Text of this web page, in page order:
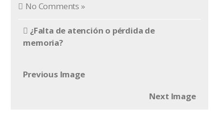
No Comments »
¿Falta de atención o pérdida de
memoria?
Previous Image
Next Image